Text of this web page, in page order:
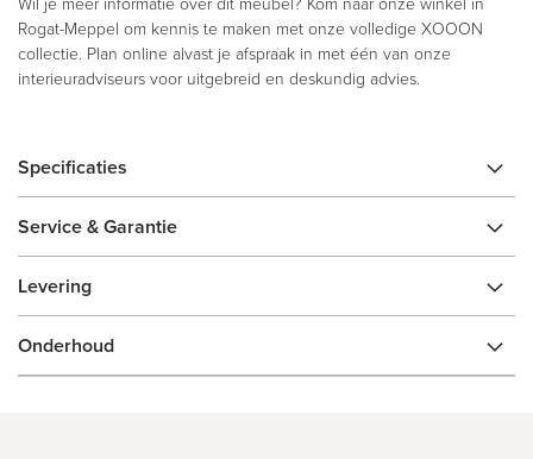
Rogat-Meppel om kennis te maken met onze volledige XOOON
collectie. Plan online alvast je afspraak in met één van onze
interieuradviseurs voor uitgebreid en deskundig advies.
Specificaties
Service & Garantie
Levering
Onderhoud